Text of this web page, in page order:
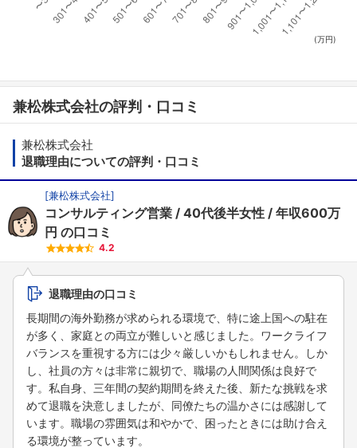
(万円)
兼松株式会社の評判・口コミ
兼松株式会社
退職理由についての評判・口コミ
[兼松株式会社]
コンサルティング営業 40代後半女性
年収600万
円 の口コミ
4.2
退職理由の口コミ
長期間の海外勤務が求められる環境で、特に途上国への駐在
が多く、家庭との両立が難しいと感じました。ワークライフ
バランスを重視する方には少々厳しいかもしれません。しか
し、社員の方々は非常に親切で、職場の人間関係は良好で
す。私自身、三年間の契約期間を終えた後、新たな挑戦を求
めて退職を決意しましたが、同僚たちの温かさには感謝して
います。職場の雰囲気は和やかで、困ったときには助け合え
る環境が整っています。